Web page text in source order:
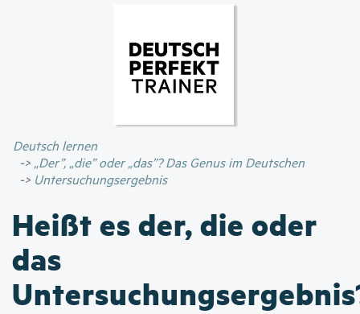
Inhalt
Deutsch lernen
„Der”, „die” oder „das”? Das Genus im Deutschen
Untersuchungsergebnis
Heißt es der, die oder
das